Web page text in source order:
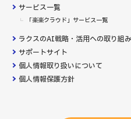
サービス一覧
「楽楽クラウド」サービス一覧
ラクスのAI戦略・活用への取り組み
サポートサイト
個人情報取り扱いについて
個人情報保護方針